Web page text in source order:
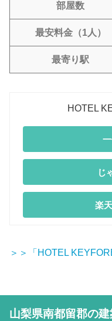
部屋数
最安料金（1人）
最寄り駅
HOTEL
じ
楽
＞＞「HOTEL
山梨県南都留郡の